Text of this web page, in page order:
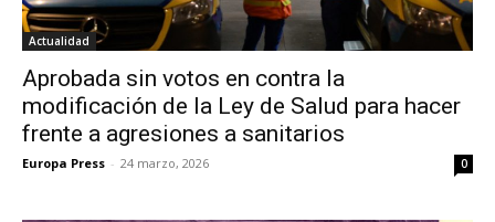
Actualidad
Aprobada sin votos en contra la
modificación de la Ley de Salud para hacer
frente a agresiones a sanitarios
Europa Press - 24 marzo, 2026 0